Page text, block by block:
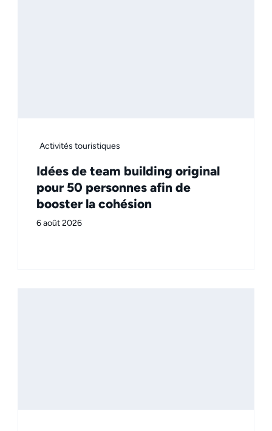
Activités touristiques
Idées de team building original
pour 50 personnes afin de
booster la cohésion
6 août 2026